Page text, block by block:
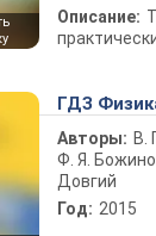
Описание:
ГДЗ
Авторы: В.
Ф. Я.
Довгий
Год: 2015